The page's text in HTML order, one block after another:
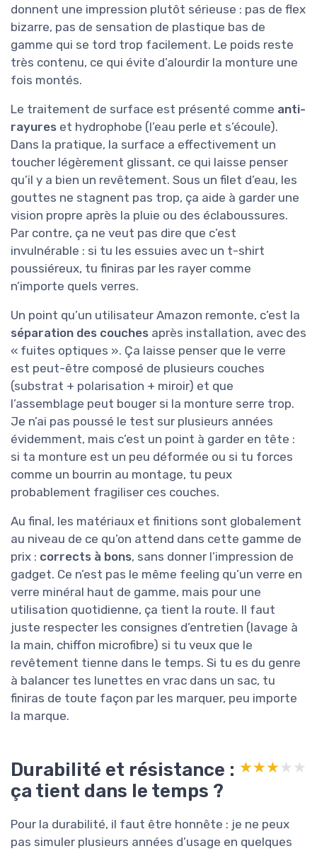
donnent une impression plutôt sérieuse : pas de flex
bizarre, pas de sensation de plastique bas de
gamme qui se tord trop facilement. Le poids reste
très contenu, ce qui évite d’alourdir la monture une
fois montés.
Le traitement de surface est présenté comme anti-
rayures et hydrophobe (l’eau perle et s’écoule).
Dans la pratique, la surface a effectivement un
toucher légèrement glissant, ce qui laisse penser
qu’il y a bien un revêtement. Sous un filet d’eau, les
gouttes ne stagnent pas trop, ça aide à garder une
vision propre après la pluie ou des éclaboussures.
Par contre, ça ne veut pas dire que c’est
invulnérable : si tu les essuies avec un t-shirt
poussiéreux, tu finiras par les rayer comme
n’importe quels verres.
Un point qu’un utilisateur Amazon remonte, c’est la
séparation des couches après installation, avec des
« fuites optiques ». Ça laisse penser que le verre
est peut-être composé de plusieurs couches
(substrat + polarisation + miroir) et que
l’assemblage peut bouger si la monture serre trop.
Je n’ai pas poussé le test sur plusieurs années
évidemment, mais c’est un point à garder en tête :
si ta monture est un peu déformée ou si tu forces
comme un bourrin au montage, tu peux
probablement fragiliser ces couches.
Au final, les matériaux et finitions sont globalement
au niveau de ce qu’on attend dans cette gamme de
prix : corrects à bons, sans donner l’impression de
gadget. Ce n’est pas le même feeling qu’un verre en
verre minéral haut de gamme, mais pour une
utilisation quotidienne, ça tient la route. Il faut
juste respecter les consignes d’entretien (lavage à
la main, chiffon microfibre) si tu veux que le
revêtement tienne dans le temps. Si tu es du genre
à balancer tes lunettes en vrac dans un sac, tu
finiras de toute façon par les marquer, peu importe
la marque.
Durabilité et résistance :
ça tient dans le temps ?
★★★★★
★★★★★
Pour la durabilité, il faut être honnête : je ne peux
pas simuler plusieurs années d’usage en quelques